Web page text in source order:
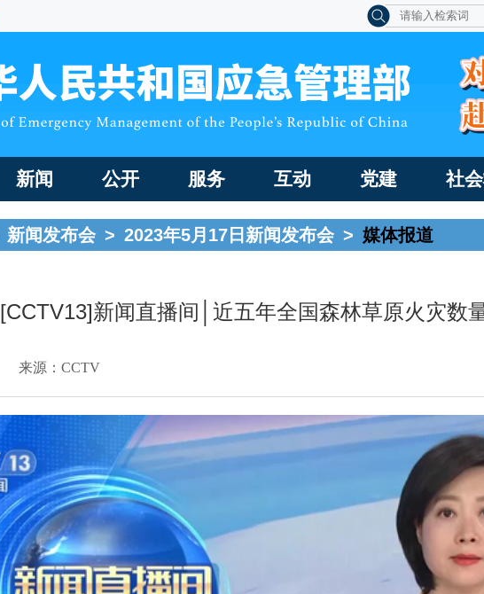
新闻 公开 服务 互动 党建 社
新闻发布会 > 2023年5月17日新闻发布会 > 媒体报道
[CCTV13]新闻直播间│近五年全国森林草原火灾数
来源：CCTV